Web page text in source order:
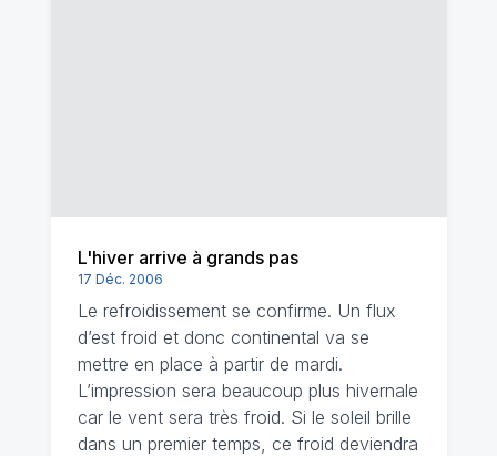
L'hiver arrive à grands pas
17 Déc. 2006
Le refroidissement se confirme. Un flux
d’est froid et donc continental va se
mettre en place à partir de mardi.
L’impression sera beaucoup plus hivernale
car le vent sera très froid. Si le soleil brille
dans un premier temps, ce froid deviendra